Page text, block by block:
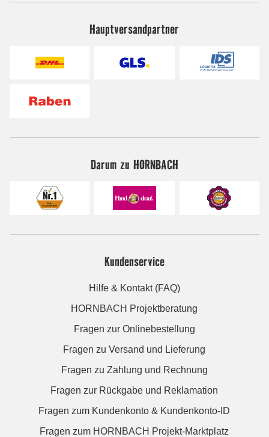
Hauptversandpartner
Darum zu HORNBACH
Kundenservice
Hilfe & Kontakt (FAQ)
HORNBACH Projektberatung
Fragen zur Onlinebestellung
Fragen zu Versand und Lieferung
Fragen zu Zahlung und Rechnung
Fragen zur Rückgabe und Reklamation
Fragen zum Kundenkonto & Kundenkonto-ID
Fragen zum HORNBACH Projekt-Marktplatz